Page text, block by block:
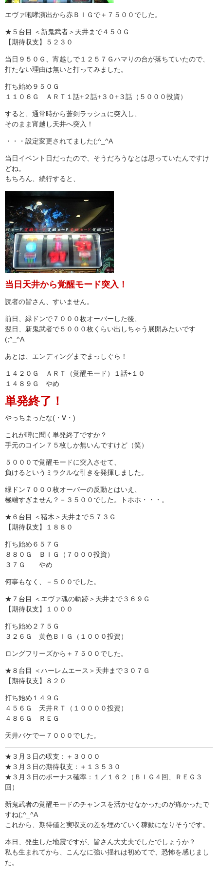
エヴァ咆哮演出から赤ＢＩＧで＋７５００でした。
★５台目 ＜新鬼武者＞天井まで４５０Ｇ
【期待収支】５２３０
当日９５０Ｇ、宵越しで１２５７Ｇハマりの台が落ちていたので、
打たない理由は無いと打ってみました。
打ち始め９５０Ｇ
１１０６Ｇ ＡＲＴ１話+２話+３０+３話（５０００投資）
すると、通常時から蒼剣ラッシュに突入し、
そのまま宵越し天井へ突入！
・・・設定変更されてました(;^_^A
当日イベント日だったので、そうだろうなとは思っていたんですけ
どね。
もちろん、続行すると、
当日天井から覚醒モード突入！
読者の皆さん、すいません。
前日、緑ドンで７０００枚オーバーした後、
翌日、新鬼武者で５０００枚くらい出しちゃう展開みたいです
(;^_^A
あとは、エンディングまでまっしぐら！
１４２０Ｇ ＡＲＴ（覚醒モード）１話+１０
１４８９Ｇ やめ
単発終了！
やっちまったな(・∀・)
これが噂に聞く単発終了ですか？
手元のコイン７５枚しか無いんですけど（笑）
５０００で覚醒モードに突入させて、
負けるというミラクルな引きを発揮しました。
緑ドン７０００枚オーバーの反動とはいえ、
極端すぎません？－３５００でした。トホホ・・・。
★６台目 ＜猪木＞天井まで５７３Ｇ
【期待収支】１８８０
打ち始め６５７Ｇ
８８０Ｇ ＢＩＧ（７０００投資）
３７Ｇ やめ
何事もなく、－５００でした。
★７台目 ＜エヴァ魂の軌跡＞天井まで３６９Ｇ
【期待収支】１０００
打ち始め２７５Ｇ
３２６Ｇ 黄色ＢＩＧ（１０００投資）
ロングフリーズから＋７５００でした。
★８台目 ＜ハーレムエース＞天井まで３０７Ｇ
【期待収支】８２０
打ち始め１４９Ｇ
４５６Ｇ 天井ＲＴ（１００００投資）
４８６Ｇ ＲＥＧ
天井バケでー７０００でした。
★３月３日の収支：＋３０００
★３月３日の期待収支：＋１３５３０
★３月３日のボーナス確率：１／１６２（ＢＩＧ４回、ＲＥＧ３
回）
新鬼武者の覚醒モードのチャンスを活かせなかったのが痛かったで
すね(;^_^A
これから、期待値と実収支の差を埋めていく稼動になりそうです。
本日、発生した地震ですが、皆さん大丈夫でしたでしょうか？
私も生まれてから、こんなに強い揺れは初めてで、恐怖を感じまし
た。